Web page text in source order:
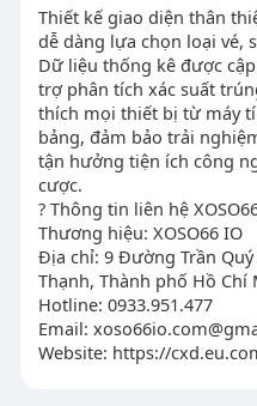
Thiết kế giao diện thân
dễ dàng lựa chọn loại vé,
Dữ liệu thống kê được
trợ phân tích xác suất
thích mọi thiết bị từ máy
bảng, đảm bảo trải
tận hưởng tiện ích công
cược.
? Thông tin liên hệ
Thương hiệu: XOSO66 IO
Địa chỉ: 9 Đường Trần
Thạnh, Thành phố Hồ Chí
Hotline: 0933.951.477
Email:
Website: https://